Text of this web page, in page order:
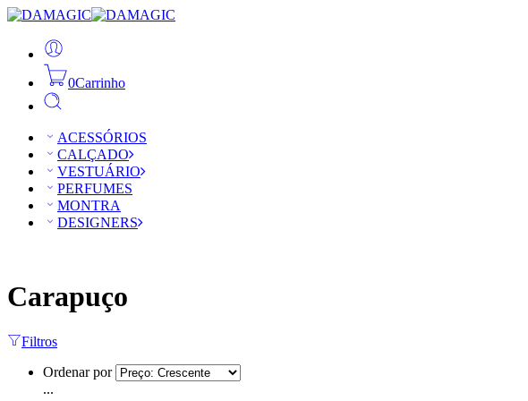
0Carrinho
ACESSÓRIOS
CALÇADO
VESTUÁRIO
PERFUMES
MONTRA
DESIGNERS
Carapuço
Filtros
Ordenar por
...